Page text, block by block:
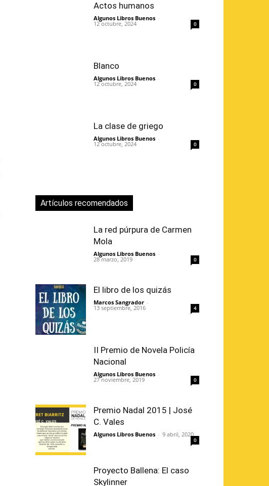
Actos humanos
Algunos Libros Buenos -
12 octubre, 2024 0
Blanco
Algunos Libros Buenos -
12 octubre, 2024 0
La clase de griego
Algunos Libros Buenos -
12 octubre, 2024 0
Artículos recomendados
La red púrpura de Carmen
Mola
Algunos Libros Buenos -
28 marzo, 2019 0
El libro de los quizás
Marcos Sangrador -
13 septiembre, 2016 4
II Premio de Novela Policía
Nacional
Algunos Libros Buenos -
27 noviembre, 2019 0
Premio Nadal 2015 | José
C. Vales
Algunos Libros Buenos - 9 abril, 2020
0
Proyecto Ballena: El caso
Skylinner